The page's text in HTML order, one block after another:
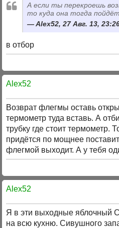
А если ты перекроешь
то куда она тогда
Alex52, 27 Авг. 13,
в отбор
Alex52
Возврат флегмы оставь
термометр туда вставь. А
трубку где стоит термометр.
придётся по мощнее
флегмой выходит. А у тебя
Alex52
Я в эти выходные яблочный
на всю кухню. Сивушного